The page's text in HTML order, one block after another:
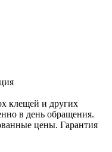
клещей и других
в день обращения.
цены. Гарантия